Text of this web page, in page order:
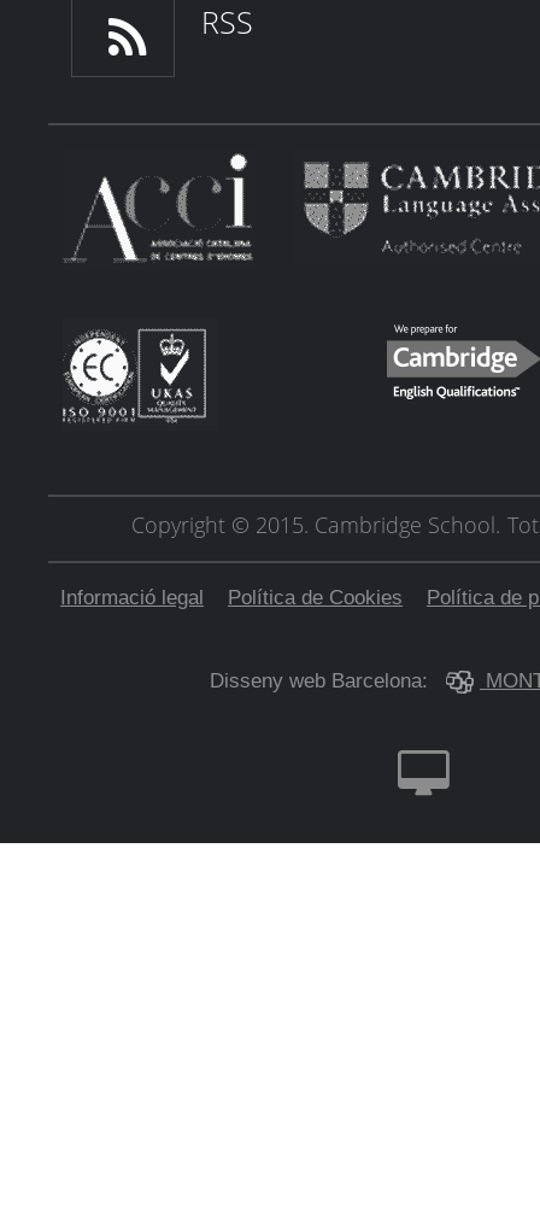
RSS
Copyright © 2015. Cambridge School.
Informació legal Política de Cookies Política de
Disseny web Barcelona: